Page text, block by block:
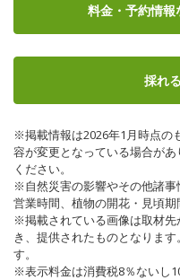
料金・予約情報
採れ
※掲載情報は2026年1月時点の
容が変更となっている場合が
ください。
※自然災害の影響やその他諸
営業時間、植物の開花・見頃期
※掲載されている画像は取材
き、提供されたものとなりま
す。
※表示料金は消費税8％ないし